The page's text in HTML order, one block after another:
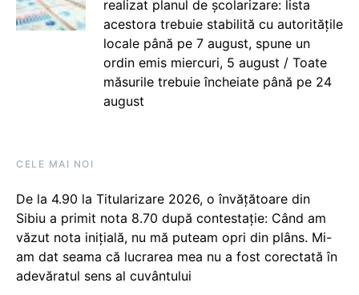
realizat planul de școlarizare: lista
acestora trebuie stabilită cu autoritățile
locale până pe 7 august, spune un
ordin emis miercuri, 5 august / Toate
măsurile trebuie încheiate până pe 24
august
CELE MAI NOI
De la 4.90 la Titularizare 2026, o învățătoare din
Sibiu a primit nota 8.70 după contestație: Când am
văzut nota inițială, nu mă puteam opri din plâns. Mi-
am dat seama că lucrarea mea nu a fost corectată în
adevăratul sens al cuvântului